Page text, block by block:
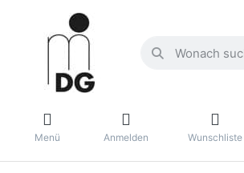
Menü Anmelden Wunschliste